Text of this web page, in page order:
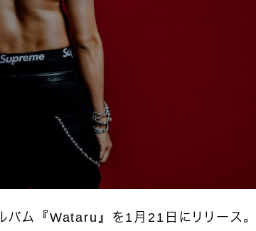
ム『Wataru』を1月21日にリリース。